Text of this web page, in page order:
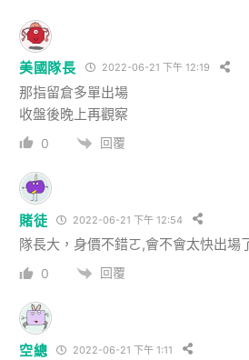
美國隊長 2022-06-21 下午 12:19
那指留倉多單出場
收盤後晚上再觀察
0 回覆
賭徒 2022-06-21 下午 12:54
隊長大，身價不錯ㄛ,會不會太快出場
0 回覆
空總 2022-06-21 下午 1:11